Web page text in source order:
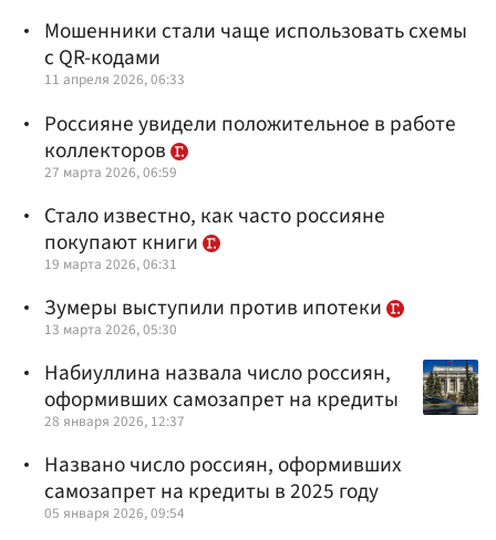
Мошенники стали чаще использовать схемы
с QR-кодами
11 апреля 2026, 06:33
Россияне увидели положительное в работе
коллекторов
27 марта 2026, 06:59
Стало известно, как часто россияне
покупают книги
19 марта 2026, 06:31
Зумеры выступили против ипотеки
13 марта 2026, 05:30
Набиуллина назвала число россиян,
оформивших самозапрет на кредиты
28 января 2026, 12:37
Названо число россиян, оформивших
самозапрет на кредиты в 2025 году
05 января 2026, 09:54